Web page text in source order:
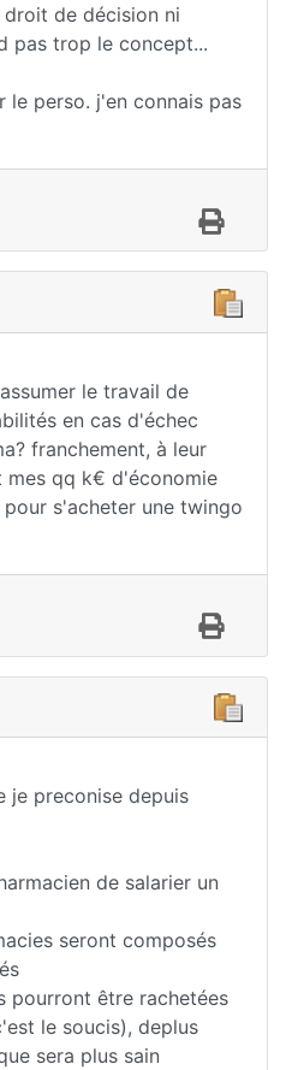
de décision ni
pas trop le concept...
le perso. j'en connais pas
le travail de
en cas d'échec
franchement, à leur
qq k€ d'économie
s'acheter une twingo
je preconise depuis
de salarier un
seront composés
pourront être rachetées
le soucis), deplus
sera plus sain